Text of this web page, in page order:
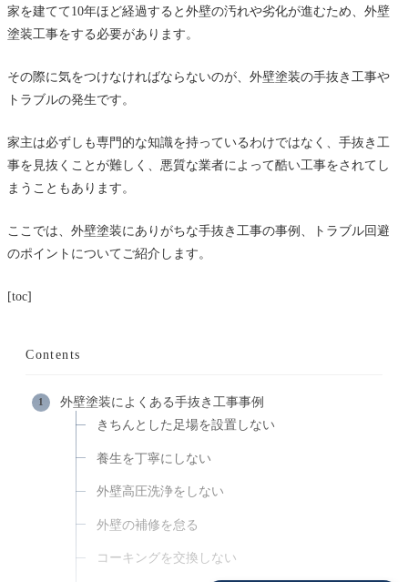
家を建てて10年ほど経過すると外壁の汚れや劣化が進むため、外壁
塗装工事をする必要があります。
その際に気をつけなければならないのが、外壁塗装の手抜き工事や
トラブルの発生です。
家主は必ずしも専門的な知識を持っているわけではなく、手抜き工
事を見抜くことが難しく、悪質な業者によって酷い工事をされてし
まうこともあります。
ここでは、外壁塗装にありがちな手抜き工事の事例、トラブル回避
のポイントについてご紹介します。
[toc]
Contents
外壁塗装によくある手抜き工事事例
きちんとした足場を設置しない
養生を丁寧にしない
外壁高圧洗浄をしない
外壁の補修を怠る
コーキングを交換しない